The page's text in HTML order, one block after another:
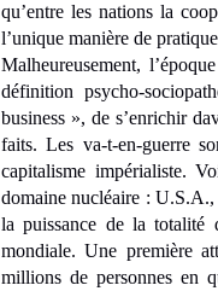
qu’entre les nations la
l’unique manière de
Malheureusement,
définition psycho-
business », de s’enrichir
faits. Les va-t-en-guerre
capitalisme impérialiste.
domaine nucléaire : U.S.A.,
la puissance de la totalité
mondiale. Une première
millions de personnes en